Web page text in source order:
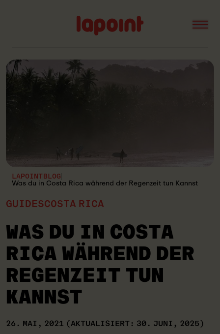
Lapoint
LAPOINT BLOG
Was du in Costa Rica während der Regenzeit tun Kannst
GUIDESCOSTA RICA
WAS DU IN COSTA
RICA WÄHREND DER
REGENZEIT TUN
KANNST
26. MAI, 2021 (AKTUALISIERT: 30. JUNI, 2025)